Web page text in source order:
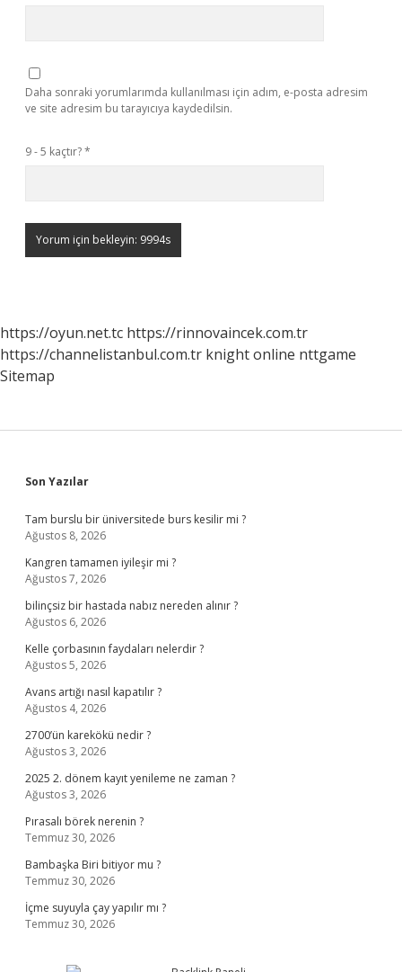
Daha sonraki yorumlarımda kullanılması için adım, e-posta adresim
ve site adresim bu tarayıcıya kaydedilsin.
9 - 5 kaçtır?*
https://oyun.net.tc https://rinnovaincek.com.tr
https://channelistanbul.com.tr knight online nttgame
Sitemap
Sidebar
Son Yazılar
Tam burslu bir üniversitede burs kesilir mi ?
Ağustos 8, 2026
Kangren tamamen iyileşir mi ?
Ağustos 7, 2026
bilinçsiz bir hastada nabız nereden alınır ?
Ağustos 6, 2026
Kelle çorbasının faydaları nelerdir ?
Ağustos 5, 2026
Avans artığı nasıl kapatılır ?
Ağustos 4, 2026
2700’ün karekökü nedir ?
Ağustos 3, 2026
2025 2. dönem kayıt yenileme ne zaman ?
Ağustos 3, 2026
Pırasalı börek nerenin ?
Temmuz 30, 2026
Bambaşka Biri bitiyor mu ?
Temmuz 30, 2026
İçme suyuyla çay yapılır mı ?
Temmuz 30, 2026